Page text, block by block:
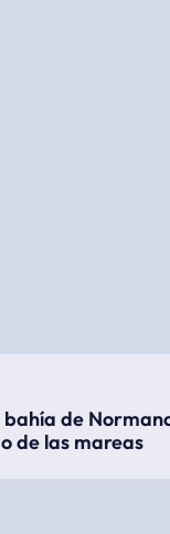
bahía de
de las mareas